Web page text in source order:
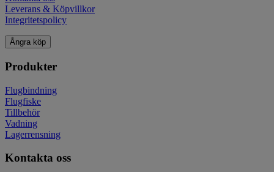
Leverans & Köpvillkor
Integritetspolicy
Ångra köp
Produkter
Flugbindning
Flugfiske
Tillbehör
Vadning
Lagerrensning
Kontakta oss